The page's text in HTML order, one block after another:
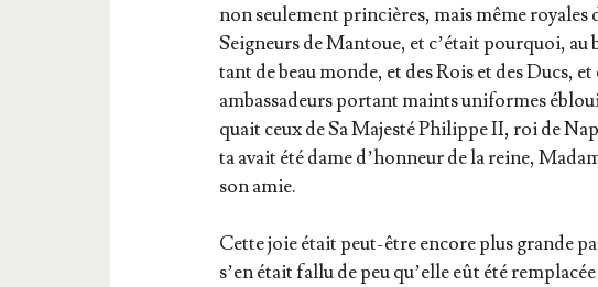
non seule­ment prin­cières, mais même royales
Sei­gneurs de Man­toue, et c’é­tait pour­quoi,
tant de beau monde, et des Rois et des Ducs,
ambas­sa­deurs por­tant maints uni­formes
quait ceux de Sa Majes­té Phi­lippe II, roi de
ta avait été dame d’hon­neur de la reine,
son amie.
Cette joie était peut-être encore plus grande
s’en était fal­lu de peu qu’elle eût été